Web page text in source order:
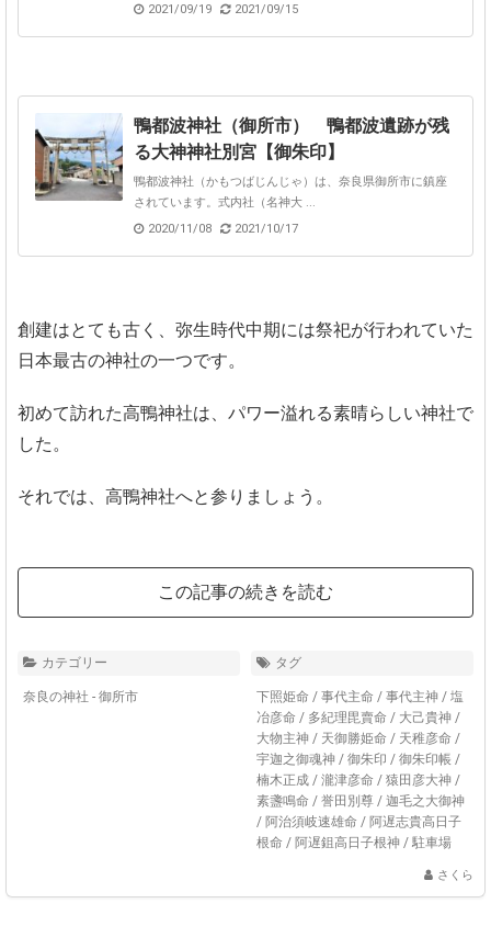
2021/09/19
2021/09/15
鴨都波神社（御所市） 鴨都波遺跡が残
る大神神社別宮【御朱印】
鴨都波神社（かもつばじんじゃ）は、奈良県御所市に鎮座
されています。式内社（名神大 ...
2020/11/08
2021/10/17
創建はとても古く、弥生時代中期には祭祀が行われていた
日本最古の神社の一つです。
初めて訪れた高鴨神社は、パワー溢れる素晴らしい神社で
した。
それでは、高鴨神社へと参りましょう。
この記事の続きを読む
カテゴリー
奈良の神社 - 御所市
タグ
下照姫命 / 事代主命 / 事代主神 / 塩
冶彦命 / 多紀理毘賣命 / 大己貴神 /
大物主神 / 天御勝姫命 / 天稚彦命 /
宇迦之御魂神 / 御朱印 / 御朱印帳 /
楠木正成 / 瀧津彦命 / 猿田彦大神 /
素盞鳴命 / 誉田別尊 / 迦毛之大御神
/ 阿治須岐速雄命 / 阿遅志貴高日子
根命 / 阿遅鉏高日子根神 / 駐車場
さくら